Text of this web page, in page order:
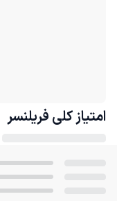
امتیاز کلی فریلنسر